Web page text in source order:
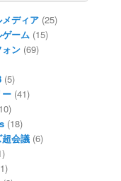
ディア (25)
ーム (15)
ン (69)
(5)
ー (41)
(18)
会議 (6)